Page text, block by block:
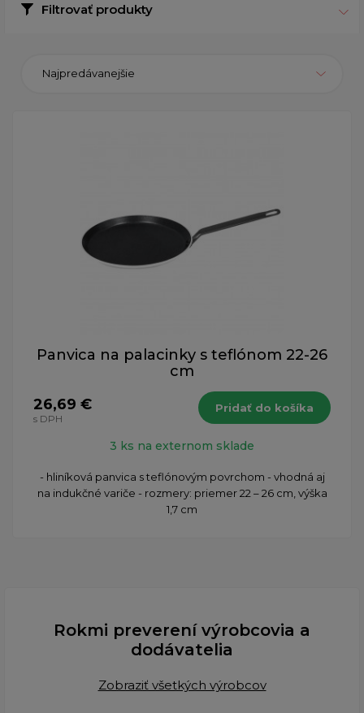
Filtrovať produkty
Najpredávanejšie
Panvica na palacinky s teflónom 22-26
cm
26,69 €
s DPH
Pridať do košíka
3 ks na externom sklade
- hliníková panvica s teflónovým povrchom - vhodná aj
na indukčné variče - rozmery: priemer 22 – 26 cm, výška
1,7 cm
Rokmi preverení výrobcovia a
dodávatelia
Zobraziť všetkých výrobcov